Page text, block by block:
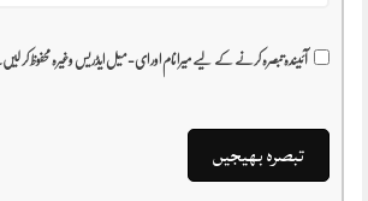
آئیندہ تبصرہ کرنے کے لیے میرا نام اور ای-میل ایڈریس وغیرہ محفوظ کر لیں۔